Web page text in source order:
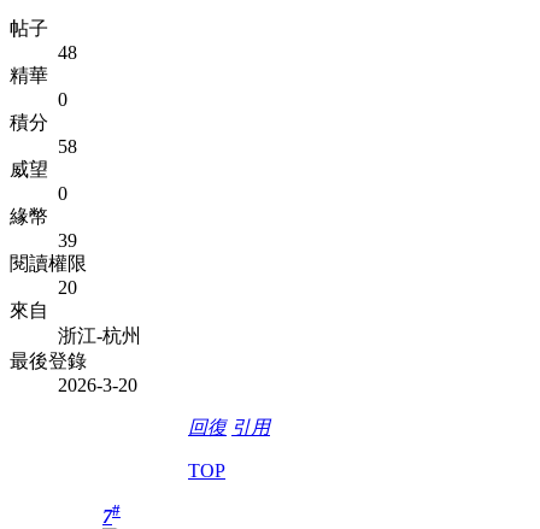
帖子
48
精華
0
積分
58
威望
0
緣幣
39
閱讀權限
20
來自
浙江-杭州
最後登錄
2026-3-20
回復 引用
TOP
7#